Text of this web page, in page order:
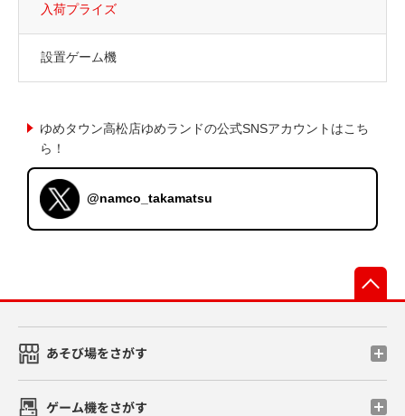
入荷プライズ
設置ゲーム機
ゆめタウン高松店ゆめランドの公式SNSアカウントはこち
ら！
@namco_takamatsu
あそび場をさがす
ゲーム機をさがす